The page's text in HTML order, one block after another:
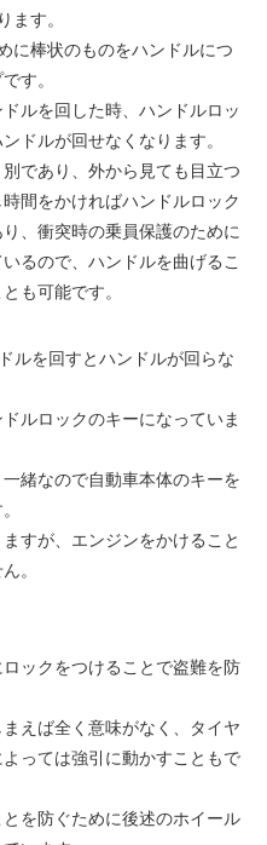
ます。
に棒状のものをハンドルにつ
す。
ルを回した時、ハンドルロッ
ドルが回せなくなります。
であり、外から見ても目立つ
間をかければハンドルロック
、衝突時の乗員保護のために
るので、ハンドルを曲げるこ
も可能です。
ルを回すとハンドルが回らな
ルロックのキーになっていま
緒なので自動車本体のキーを
すが、エンジンをかけること
。
ックをつけることで盗難を防
えば全く意味がなく、タイヤ
っては強引に動かすこともで
を防ぐために後述のホイール